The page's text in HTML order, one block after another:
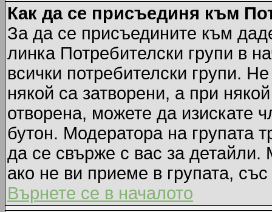
Как да се присъединя към
За да се присъедините към
линка Потребителски групи в
всички потребителски групи.
някой са затворени, а при
отворена, можете да изискате
бутон. Модератора на групата
да се свърже с вас за
ако не ви приеме в групата,
Върнете се в началото